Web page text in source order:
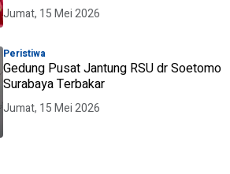
Jumat, 15 Mei 2026
Peristiwa
Gedung Pusat Jantung RSU dr Soetomo
Surabaya Terbakar
Jumat, 15 Mei 2026